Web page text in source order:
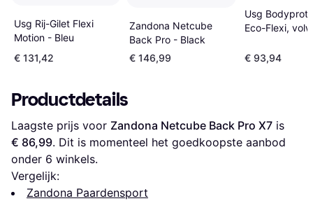
Usg Rij-Gilet Flexi
Motion - Bleu
€ 131,42
Zandona Netcube
Back Pro - ‎Black
€ 146,99
Usg
Eco-Flexi,
€ 93,94
Productdetails
Laagste prijs voor Zandona Netcube Back Pro X7
€ 86,99. Dit is momenteel het goedkoopste aanbod
onder 6 winkels.
Vergelijk:
Zandona Paardensport